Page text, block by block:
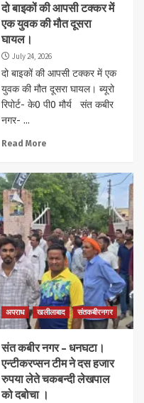
दो बाइकों की आपसी टक्कर में
एक युवक की मौत दूसरा
घायल।
July 24, 2026
दो बाइकों की आपसी टक्कर में एक
युवक की मौत दूसरा घायल। ब्यूरो
रिपोर्ट- के0 पी0 मौर्य संत कबीर
नगर- ...
Read More
अपराध खलीलाबाद संतकबीरनगर
संत कबीर नगर – धनघटा।
एन्टीकरप्सन टीम ने दस हजार
रुपया लेते चकबन्दी लेखपाल
को दबोचा ।